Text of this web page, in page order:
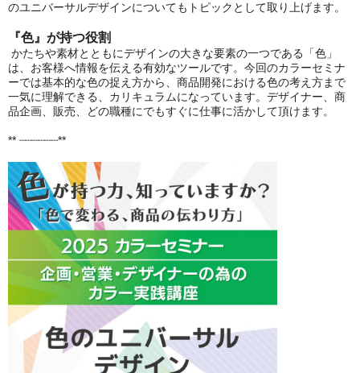
のユニバーサルデザインについてもトピックとして取り上げます。
『色』が持つ役割
かたちや素材とともにデザインの大きな要素の一つである「色」
は、お客様へ情報を伝える有効なツールです。今回のカラーセミナ
ーでは基本的な色の捉え方から、商品開発における色の考え方まで
一気に理解できる、カリキュラムになっています。デザイナー、商
品企画、販売、どの職種にでもすぐに仕事に活かして頂けます。
** ┈┈┈┈┈┈**